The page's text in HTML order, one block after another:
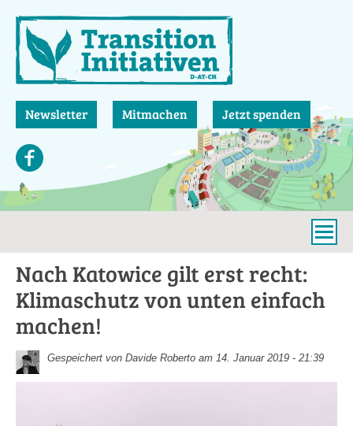
zum
Inhalt
Newsletter Mitmachen Jetzt spenden
Nach Katowice gilt erst recht:
Klimaschutz von unten einfach
machen!
Gespeichert von Davide Roberto am 14. Januar 2019 - 21:39